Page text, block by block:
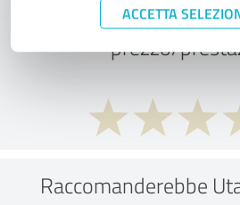
ACCETTA
Cosa ne pensate
prezzo/
Raccomanderebbe